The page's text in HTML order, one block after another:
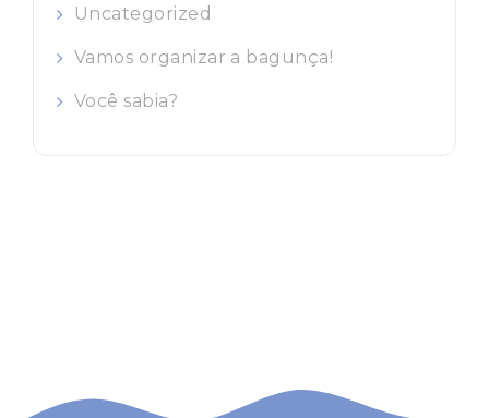
Uncategorized
Vamos organizar a bagunça!
Você sabia?